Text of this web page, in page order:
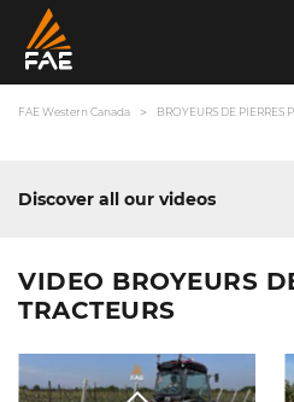
FAE Western Canada BROYEURS DE PIERRES
Discover all our videos
VIDEO BROYEURS
TRACTEURS